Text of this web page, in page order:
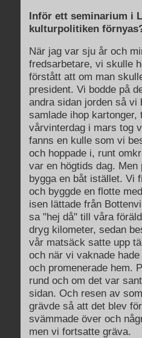
Inför ett seminarium i
kulturpolitiken
När jag var sju år och
fredsarbetare, vi skulle
förstått att om man
president. Vi bodde på
andra sidan jorden så
samlade ihop
vårvinterdag i mars tog
fanns en kulle som vi
och hoppade i, runt
var en högtids dag.
bygga en båt istället. Vi
och byggde en flotte
isen lättade från
sa "hej då" till våra
dryg kilometer, sedan
vår matsäck satte upp
och när vi vaknade
och promenerade hem.
rund och om det var
sidan. Och resen av
grävde så att det blev
svämmade över och
men vi fortsatte gräva.